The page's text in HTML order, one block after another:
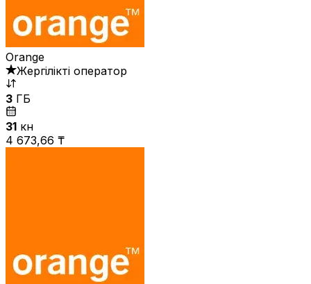
Orange
Жергілікті оператор
3 ГБ
31 күн
4 673,66 ₸